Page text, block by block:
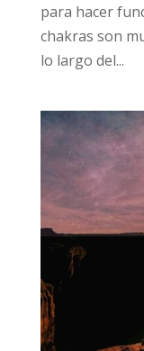
para hacer
chakras son
lo largo del...